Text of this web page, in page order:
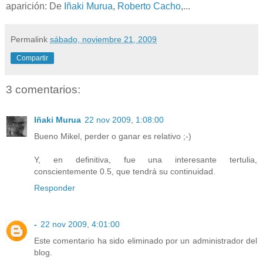
aparición: De Iñaki Murua, Roberto Cacho,...
Permalink sábado, noviembre 21, 2009
Compartir
3 comentarios:
Iñaki Murua 22 nov 2009, 1:08:00
Bueno Mikel, perder o ganar es relativo ;-)
Y, en definitiva, fue una interesante tertulia,
conscientemente 0.5, que tendrá su continuidad.
Responder
- 22 nov 2009, 4:01:00
Este comentario ha sido eliminado por un administrador del
blog.